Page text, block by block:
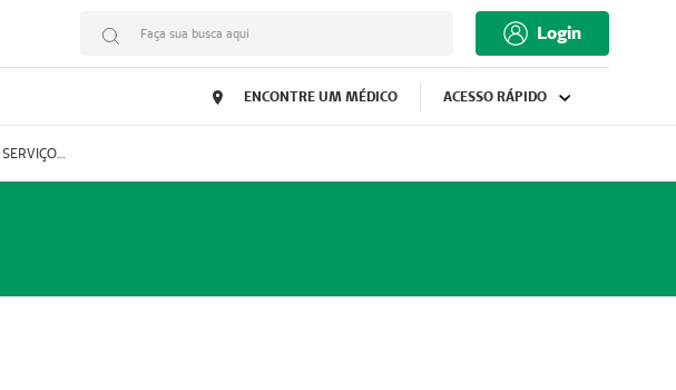
Faça sua busca aqui Login
ENCONTRE UM MÉDICO ACESSO RÁPIDO
MUDANÇA DE ENDEREÇO - DIAGITAB SERVIÇOS MÉDICOS LTDA (54003267-5)